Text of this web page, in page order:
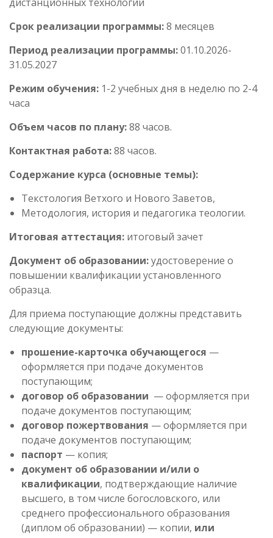
Срок реализации программы:8 месяцев
Период реализации программы:01.10.2026-
31.05.2027
Режим обучения: 1-2 учебных дня в неделю по 2-4
часа
Объем часов по плану:88 часов.
Контактная работа:88 часов.
Содержание курса (основные темы):
Текстология Ветхого и Нового Заветов,
Методология, история и педагогика теологии.
Итоговая аттестация: итоговый зачет
Документ об образовании:удостоверение о
повышении квалификации установленного
образца.
Для приема поступающие должны представить
следующие документы:
прошение-карточка обучающегося —
оформляется при подаче документов
поступающим;
договор об образовании — оформляется при
подаче документов поступающим;
договор пожертвования — оформляется при
подаче документов поступающим;
паспорт — копия;
документ об образовании и/или о
квалификации, подтверждающие наличие
высшего, в том числе богословского, или
среднего профессионального образования
(диплом об образовании) — копии, или